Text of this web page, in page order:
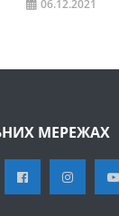
06.12.2021
МЕРЕЖАХ